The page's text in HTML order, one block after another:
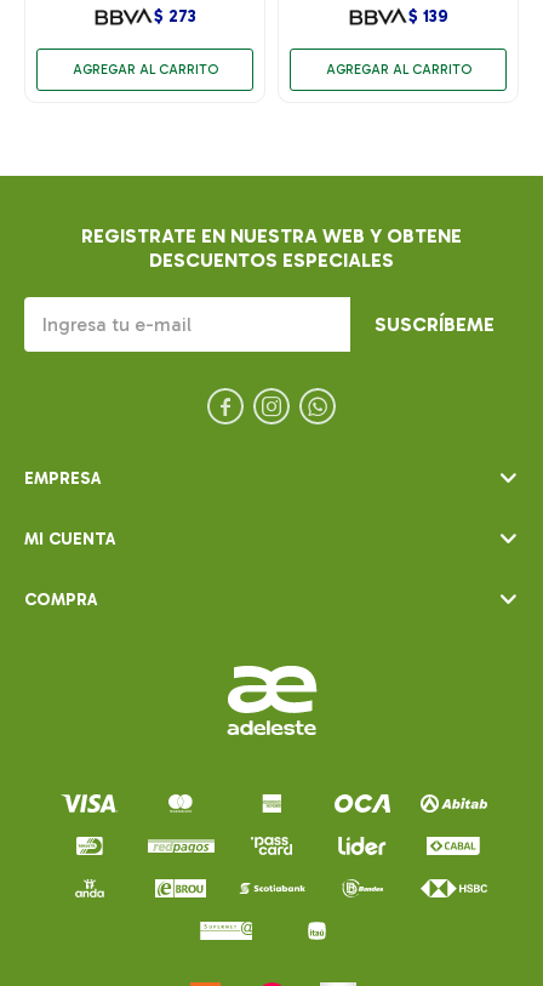
$ 273 $ 139
EMPRESA
MI CUENTA
COMPRA
REGISTRATE EN NUESTRA WEB Y OBTENE
DESCUENTOS ESPECIALES
SUSCRÍBEME
  